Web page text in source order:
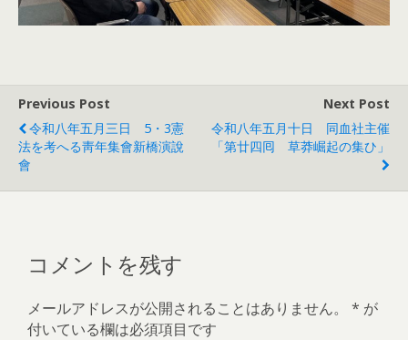
Previous Post
令和八年五月三日 5・3憲
法を考へる靑年集會新橋演說
會
Next Post
令和八年五月十日 同血社主催
「第廿四囘 草莽崛起の集ひ」
コメントを残す
メールアドレスが公開されることはありません。 * が
付いている欄は必須項目です